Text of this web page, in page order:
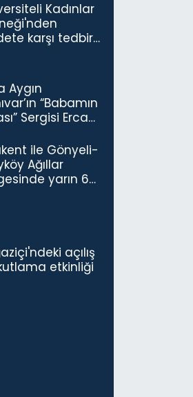
Kadınlar
karşı tedbir
Aygın
“Babamın
Sergisi Ercan
ile Gönyeli-
Ağıllar
yarın 6
açılış
etkinliği